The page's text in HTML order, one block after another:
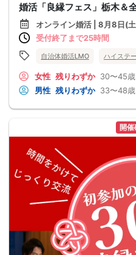
婚活「良縁フェス」栃木＆
オンライン婚活 | 8月8日(
受付終了まで25時間
自治体婚活LMO ハイステ
女性 残りわずか 30〜45歳
男性 残りわずか 33〜48歳
開催